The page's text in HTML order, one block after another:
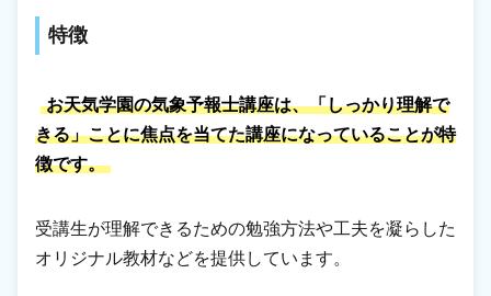
特徴
お天気学園の気象予報士講座は、「しっかり理解で
きる」ことに焦点を当てた講座になっていることが特
徴です。
受講生が理解できるための勉強方法や工夫を凝らした
オリジナル教材などを提供しています。